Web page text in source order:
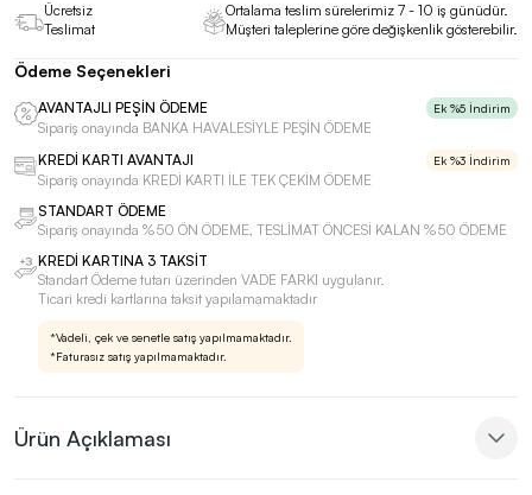
Ürün Açıklaması
Ücretsiz
Teslimat
Ortalama teslim sürelerimiz 7 - 10 iş günüdür.
Müşteri taleplerine göre değişkenlik gösterebilir.
Ödeme Seçenekleri
AVANTAJLI PEŞİN ÖDEME Ek %5 İndirim
Sipariş onayında BANKA HAVALESİYLE PEŞİN ÖDEME
KREDİ KARTI AVANTAJI
Ek %3 İndirim
Sipariş onayında KREDİ KARTI İLE TEK ÇEKİM ÖDEME
STANDART ÖDEME
Sipariş onayında %50 ÖN ÖDEME, TESLİMAT ÖNCESİ KALAN %50 ÖDEME
KREDİ KARTINA 3 TAKSİT
Standart Ödeme tutarı üzerinden VADE FARKI uygulanır.
Ticari kredi kartlarına taksit yapılamamaktadır
*Vadeli, çek ve senetle satış yapılmamaktadır.
*Faturasız satış yapılmamaktadır.